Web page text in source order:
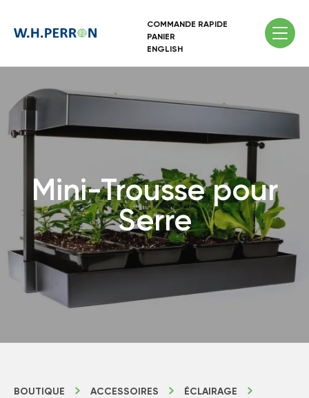
COMMANDE RAPIDE
PANIER
ENGLISH
Mini-Trousse pour
Serre
BOUTIQUE ACCESSOIRES
ÉCLAIRAGE